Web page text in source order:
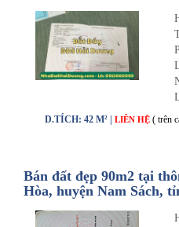
D.TÍCH: 42 M² | LIÊN HỆ ( trên
Bán đất đẹp 90m2 tại
Hòa, huyện Nam Sách,